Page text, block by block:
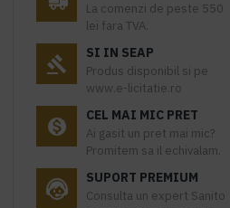
La comenzi de peste 550
lei fara TVA.
SI IN SEAP
Produs disponibil si pe
www.e-licitatie.ro
CEL MAI MIC PRET
Ai gasit un pret mai mic?
Promitem sa il echivalam.
SUPORT PREMIUM
Consulta un expert Sanito